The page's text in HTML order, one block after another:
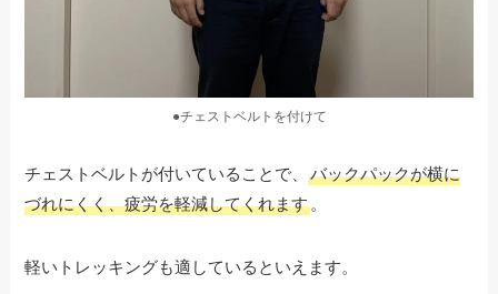
●チェストベルトを付けて
チェストベルトが付いていることで、バックパックが横に
づれにくく、疲労を軽減してくれます 。
軽いトレッキングも適しているといえます。